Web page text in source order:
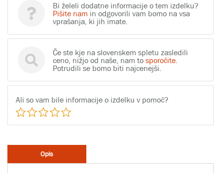
Bi želeli dodatne informacije o tem izdelku?
Pišite nam in odgovorili vam bomo na vsa
vprašanja, ki jih imate.
Če ste kje na slovenskem spletu zasledili
ceno, nižjo od naše, nam to sporočite
Potrudili se bomo biti najcenejši.
Ali so vam bile informacije o izdelku v pomoč?
Opis